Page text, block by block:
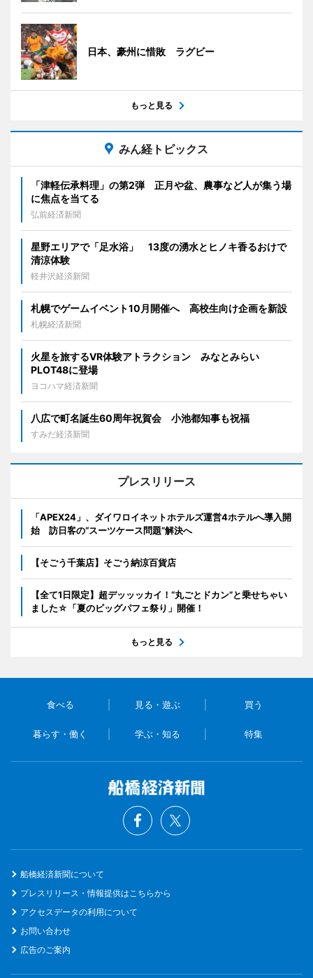
日本、豪州に惜敗 ラグビー
もっと見る
みん経トピックス
「津軽伝承料理」の第2弾 正月や盆、農事など人が集う場
に焦点を当てる
弘前経済新聞
星野エリアで「足水浴」 13度の湧水とヒノキ香るおけで
清涼体験
軽井沢経済新聞
札幌でゲームイベント10月開催へ 高校生向け企画を新設
札幌経済新聞
火星を旅するVR体験アトラクション みなとみらい
PLOT48に登場
ヨコハマ経済新聞
八広で町名誕生60周年祝賀会 小池都知事も祝福
すみだ経済新聞
プレスリリース
「APEX24」、ダイワロイネットホテルズ運営4ホテルへ導入開
始 訪日客の“スーツケース問題”解決へ
【そごう千葉店】そごう納涼百貨店
【全て1日限定】超デッッッカイ！“丸ごとドカン”と乗せちゃい
ました☆「夏のビッグパフェ祭り」開催！
もっと見る
食べる 見る・遊ぶ 買う
暮らす・働く 学ぶ・知る 特集
船橋経済新聞について
プレスリリース・情報提供はこちらから
アクセスデータの利用について
お問い合わせ
広告のご案内